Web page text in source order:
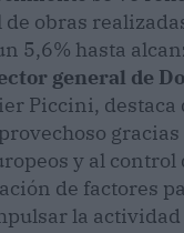
obras
5,6% hasta
general de
Piccini, destaca
gracias
y al control
de factores
la actividad